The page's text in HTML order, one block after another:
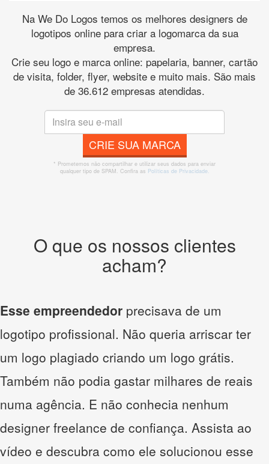
Na We Do Logos temos os melhores designers de
logotipos online para criar a logomarca da sua
empresa.
Crie seu logo e marca online: papelaria, banner, cartão
de visita, folder, flyer, website e muito mais. São mais
de 36.612 empresas atendidas.
CRIE SUA MARCA
* Prometemos não compartilhar e utilizar seus dados para enviar
qualquer tipo de SPAM. Confira as Políticas de Privacidade.
O que os nossos clientes
acham?
Esse empreendedor precisava de um
logotipo profissional. Não queria arriscar ter
um logo plagiado criando um logo grátis.
Também não podia gastar milhares de reais
numa agência. E não conhecia nenhum
designer freelance de confiança. Assista ao
vídeo e descubra como ele solucionou esse